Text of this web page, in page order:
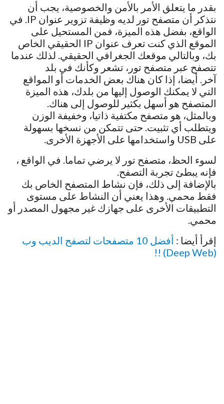
بقدر ما يتعلق الأمر بالأمن والخصوصية، يجب أن
نتذكر أن متصفح تور لديه وظيفة تزوير عنوان IP. في
الواقع، بفضل هذه الميزة، فمن المستحيل على
الموقع الذي كنت تعرف عنوان IP الحقيقي الخاص
بك، وبالتالي موقعك الجغرافي الحقيقي. لذلك عندما
تتصفح عبر متصفح تور، تشعر وكأنك في بلد
آخر. أيضا، إذا كان هناك بعض الخدمات أو المواقع
التي لا يمكنك الوصول إليها من بلدك، هذه الميزة
المتصفح هو أسهل بكثير للوصول إلى هناك.
وبالمثل، هو متصفح مكتفية ذاتيا، وخفيفة الوزن
ويتطلب أي تثبيت. حتى تتمكن من نسخها بسهولة
على USB واستخدامها على الأجهزة الأخرى.
لسوء الحظ، متصفح تور لا يرضي تماما. في الواقع ،
فإنه يبطئ تجربة التصفح.
بالإضافة إلى ذلك، فإن نشاط المتصفح الخاص بك
فقط محمي. وهذا يعني أن النشاط على مستوى
التطبيقات الأخرى على جهازك غير مجهول المصدر أو
محمي.
إقرأ أيضا :
أفضل 10 متصفحات لتصفح الديب وب
(Deep Web) !!